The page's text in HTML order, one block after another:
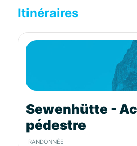
Itinéraires
Sewenhütte -
pédestre
RANDONNÉE